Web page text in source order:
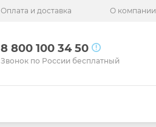
Оплата и доставка О компании
8 800 100 34 50
Звонок по России бесплатный